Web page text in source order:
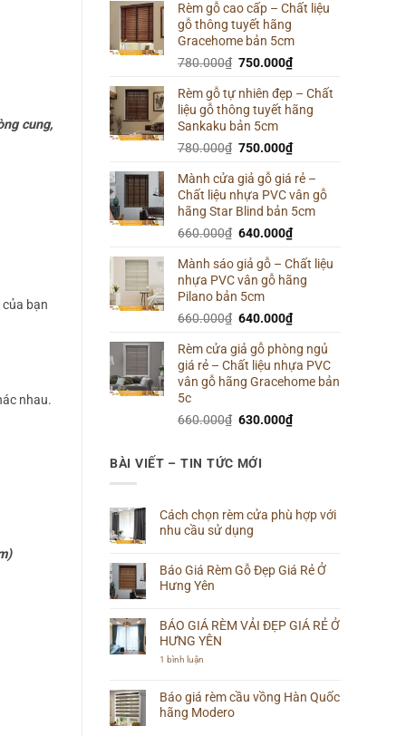
là:
780.000₫.
tại
750.000₫.
Rèm gỗ cao cấp – Chất liệu
gỗ thông tuyết hãng
Gracehome bản 5cm
780.000₫ Giá
là:
780.000₫.
750.000₫Giá
tại
là:
Rèm gỗ tự nhiên đẹp – Chất
liệu gỗ thông tuyết hãng
Sankaku bản 5cm
780.000₫ Giá
là:
780.000₫.
750.000₫Giá
tại
là:
750.000₫.
Mành cửa giả gỗ giá rẻ –
Chất liệu nhựa PVC vân gỗ
hãng Star Blind bản 5cm
660.000₫ Giá
là:
660.000₫.
640.000₫Giá
tại
là:
Mành sáo giả gỗ – Chất liệu
nhựa PVC vân gỗ hãng
Pilano bản 5cm
660.000₫ Giá
là:
660.000₫.
640.000₫Giá
tại
là:
640.000₫.
Rèm cửa giả gỗ phòng ngủ
giá rẻ – Chất liệu nhựa PVC
vân gỗ hãng Gracehome bản
5c
660.000₫ Giá
660.000₫.
630.000₫Giá
BÀI VIẾT – TIN TỨC MỚI
Cách chọn rèm cửa phù hợp với
nhu cầu sử dụng
bình
luận
ở
rèm
phù
hợp
sử
dụng
Báo Giá Rèm Gỗ Đẹp Giá Rẻ Ở
Hưng Yên
bình
luận
ở
Báo
Đẹp
Giá
BÁO GIÁ RÈM VẢI ĐẸP GIÁ RẺ Ở
HƯNG YÊN
1 bình luận
RÈM
VẢI
ĐẸP
Báo giá rèm cầu vồng Hàn Quốc
hãng Modero
cung,
bạn
nhau.